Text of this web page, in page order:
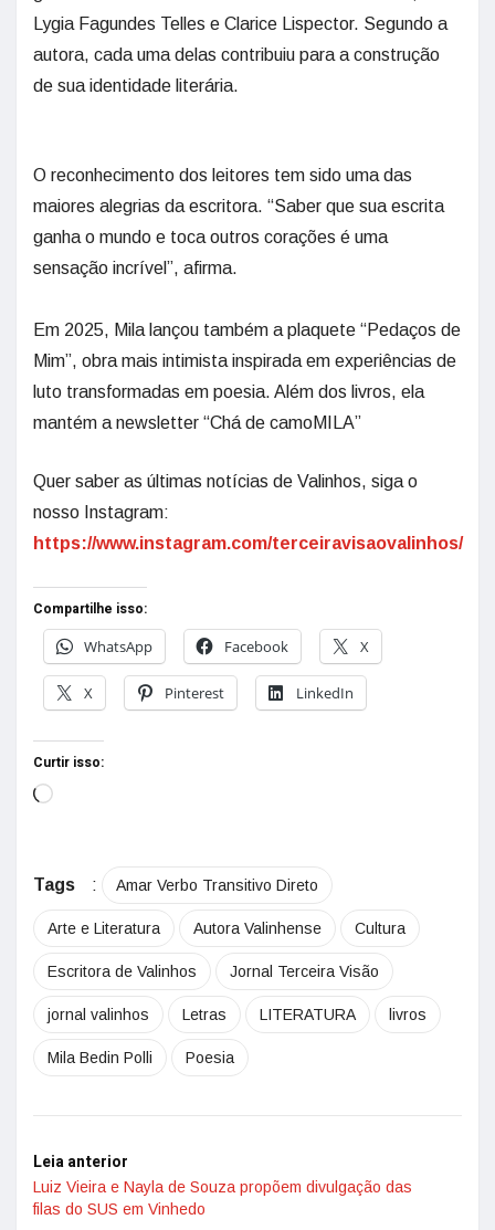
Lygia Fagundes Telles e Clarice Lispector. Segundo a
autora, cada uma delas contribuiu para a construção
de sua identidade literária.
O reconhecimento dos leitores tem sido uma das
maiores alegrias da escritora. “Saber que sua escrita
ganha o mundo e toca outros corações é uma
sensação incrível”, afirma.
Em 2025, Mila lançou também a plaquete “Pedaços de
Mim”, obra mais intimista inspirada em experiências de
luto transformadas em poesia. Além dos livros, ela
mantém a newsletter “Chá de camoMILA”
Quer saber as últimas notícias de Valinhos, siga o
nosso Instagram:
https://www.instagram.com/terceiravisaovalinhos/
Compartilhe isso:
WhatsApp
Facebook X
X Pinterest LinkedIn
Curtir isso:
Tags : Amar Verbo Transitivo Direto
Arte e Literatura Autora Valinhense Cultura
Escritora de Valinhos Jornal Terceira Visão
jornal valinhos Letras LITERATURA livros
Mila Bedin Polli Poesia
Leia anterior
Luiz Vieira e Nayla de Souza propõem divulgação das
filas do SUS em Vinhedo